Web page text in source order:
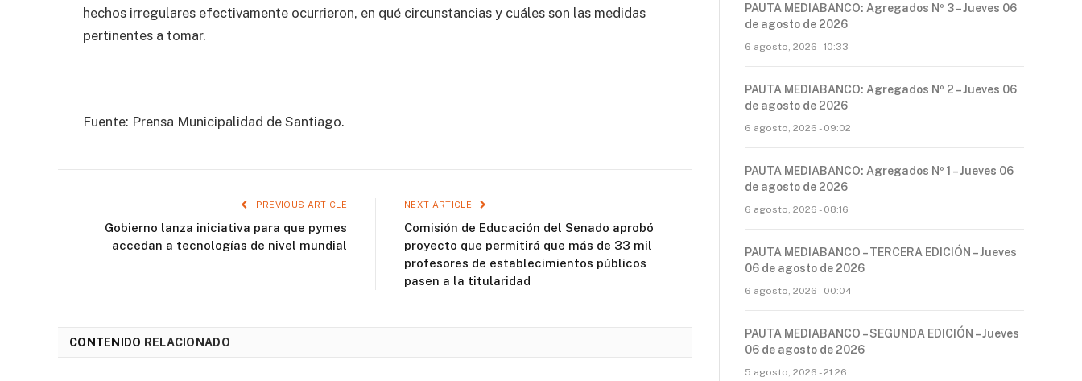
hechos irregulares efectivamente ocurrieron, en qué circunstancias y cuáles son las medidas
pertinentes a tomar.
Fuente: Prensa Municipalidad de Santiago.
PREVIOUS ARTICLE
Gobierno lanza iniciativa para que pymes
accedan a tecnologías de nivel mundial
NEXT ARTICLE
Comisión de Educación del Senado aprobó
proyecto que permitirá que más de 33 mil
profesores de establecimientos públicos
pasen a la titularidad
CONTENIDO RELACIONADO
PAUTA MEDIABANCO: Agregados Nº 3 – Jueves 06
de agosto de 2026
6 agosto, 2026 - 10:33
PAUTA MEDIABANCO: Agregados Nº 2 – Jueves 06
de agosto de 2026
6 agosto, 2026 - 09:02
PAUTA MEDIABANCO: Agregados Nº 1 – Jueves 06
de agosto de 2026
6 agosto, 2026 - 08:16
PAUTA MEDIABANCO – TERCERA EDICIÓN – Jueves
06 de agosto de 2026
6 agosto, 2026 - 00:04
PAUTA MEDIABANCO – SEGUNDA EDICIÓN – Jueves
06 de agosto de 2026
5 agosto, 2026 - 21:26